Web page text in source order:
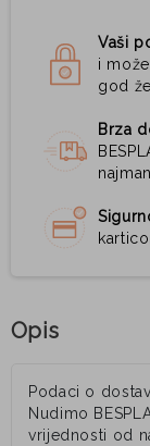
Vaši
i
god
Brza
Opis
Podaci o
Nudimo
vrijednosti od